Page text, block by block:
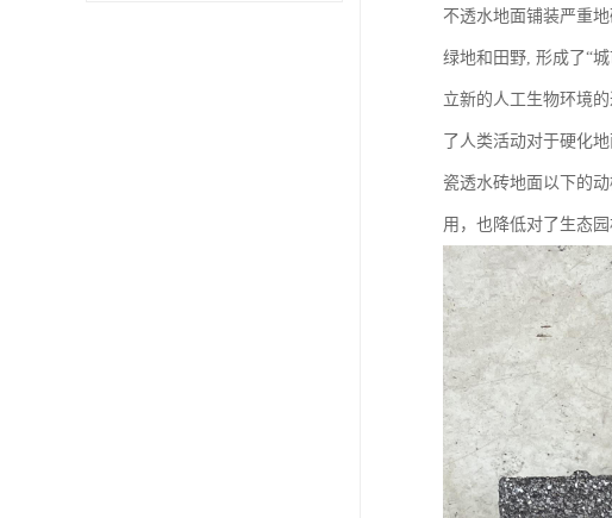
不透水地面铺装严重
绿地和田野, 形成了“
立新的人工生物环境
了人类活动对于硬化
瓷透水砖地面以下的
用，也降低对了生态